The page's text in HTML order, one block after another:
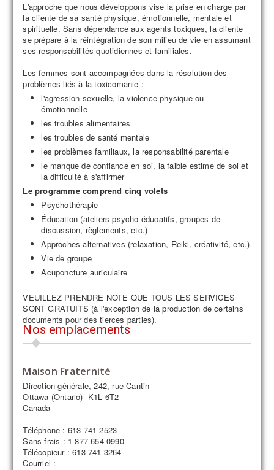
L'approche que nous développons vise la prise en charge par
la cliente de sa santé physique, émotionnelle, mentale et
spirituelle. Sans dépendance aux agents toxiques, la cliente
se prépare à la réintégration de son milieu de vie en assumant
ses responsabilités quotidiennes et familiales.
Les femmes sont accompagnées dans la résolution des
problèmes liés à la toxicomanie :
l'agression sexuelle, la violence physique ou
émotionnelle
les troubles alimentaires
les troubles de santé mentale
les problèmes familiaux, la responsabilité parentale
le manque de confiance en soi, la faible estime de soi et
la difficulté à s'affirmer
Le programme comprend cinq volets
Psychothérapie
Éducation (ateliers psycho-éducatifs, groupes de
discussion, règlements, etc.)
Approches alternatives (relaxation, Reiki, créativité, etc.)
Vie de groupe
Acuponcture auriculaire
VEUILLEZ PRENDRE NOTE QUE TOUS LES SERVICES
SONT GRATUITS (à l'exception de la production de certains
documents pour des tierces parties).
Nos emplacements
Maison Fraternité
Direction générale, 242, rue Cantin
Ottawa (Ontario) K1L 6T2
Canada
Téléphone : 613 741-2523
Sans-frais : 1 877 654-0990
Télécopieur : 613 741-3264
Courriel :